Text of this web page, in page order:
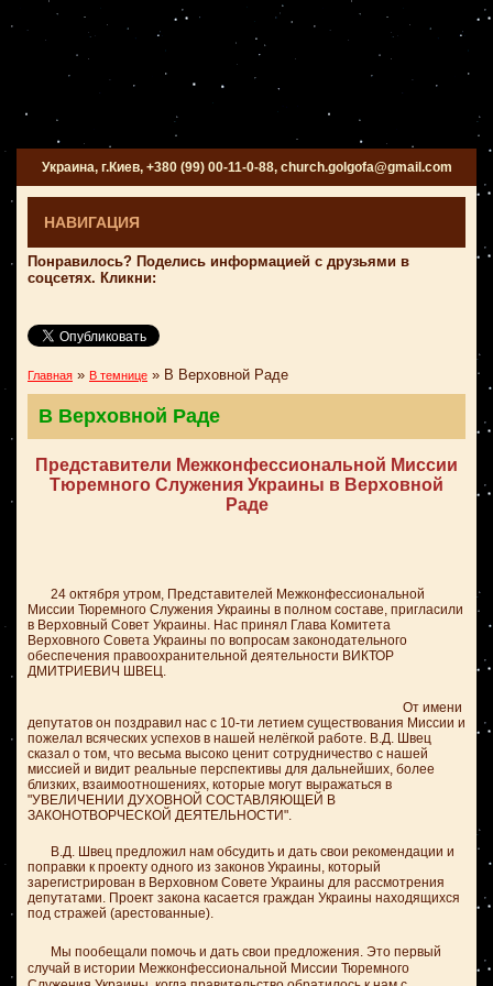
Украина, г.Киев, +380 (99) 00-11-0-88, church.golgofa@gmail.com
НАВИГАЦИЯ
Понравилось? Поделись информацией с друзьями в
соцсетях. Кликни:
Главная » В темнице » В Верховной Раде
В Верховной Раде
Представители Межконфессиональной Миссии
Тюремного Служения Украины в Верховной
Раде
24 октября утром, Представителей Межконфессиональной
Миссии Тюремного Служения Украины в полном составе, пригласили
в Верховный Совет Украины. Нас принял Глава Комитета
Верховного Совета Украины по вопросам законодательного
обеспечения правоохранительной деятельности ВИКТОР
ДМИТРИЕВИЧ ШВЕЦ.
От имени
депутатов он поздравил нас с 10-ти летием существования Миссии и
пожелал всяческих успехов в нашей нелёгкой работе. В.Д. Швец
сказал о том, что весьма высоко ценит сотрудничество с нашей
миссией и видит реальные перспективы для дальнейших, более
близких, взаимоотношениях, которые могут выражаться в
"УВЕЛИЧЕНИИ ДУХОВНОЙ СОСТАВЛЯЮЩЕЙ В
ЗАКОНОТВОРЧЕСКОЙ ДЕЯТЕЛЬНОСТИ".
В.Д. Швец предложил нам обсудить и дать свои рекомендации и
поправки к проекту одного из законов Украины, который
зарегистрирован в Верховном Совете Украины для рассмотрения
депутатами. Проект закона касается граждан Украины находящихся
под стражей (арестованные).
Мы пообещали помочь и дать свои предложения. Это первый
случай в истории Межконфессиональной Миссии Тюремного